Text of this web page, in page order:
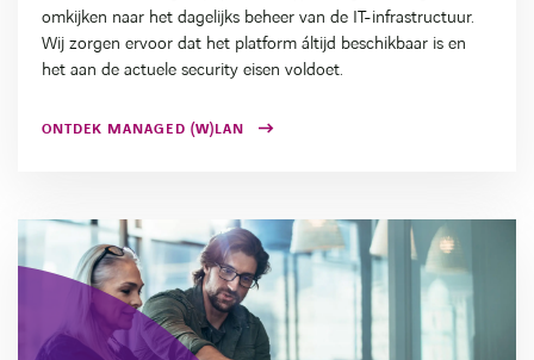
omkijken naar het dagelijks beheer van de IT-infrastructuur.
Wij zorgen ervoor dat het platform áltijd beschikbaar is en
het aan de actuele security eisen voldoet.
ONTDEK MANAGED (W)LAN